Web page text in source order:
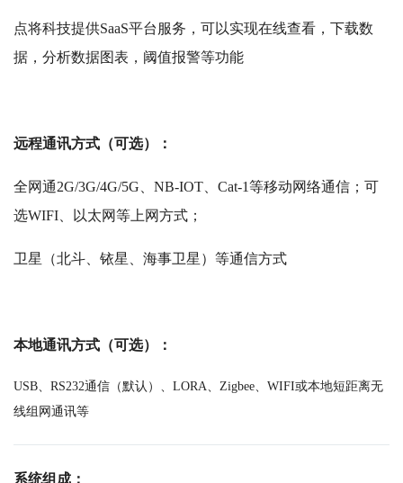
点将科技提供SaaS平台服务，可以实现在线查看，下载数
据，分析数据图表，阈值报警等功能
远程通讯方式（可选）：
全网通2G/3G/4G/5G、NB-IOT、Cat-1等移动网络通信；可
选WIFI、以太网等上网方式；
卫星（北斗、铱星、海事卫星）等通信方式
本地通讯方式（可选）：
USB、RS232通信（默认）、LORA、Zigbee、WIFI或本地短距离无
线组网通讯等
系统组成：